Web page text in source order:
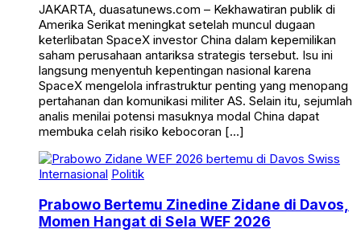
JAKARTA, duasatunews.com – Kekhawatiran publik di
Amerika Serikat meningkat setelah muncul dugaan
keterlibatan SpaceX investor China dalam kepemilikan
saham perusahaan antariksa strategis tersebut. Isu ini
langsung menyentuh kepentingan nasional karena
SpaceX mengelola infrastruktur penting yang menopang
pertahanan dan komunikasi militer AS. Selain itu, sejumlah
analis menilai potensi masuknya modal China dapat
membuka celah risiko kebocoran […]
Internasional Politik
Prabowo Bertemu Zinedine Zidane di Davos,
Momen Hangat di Sela WEF 2026